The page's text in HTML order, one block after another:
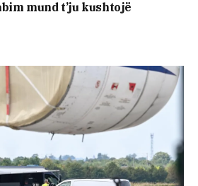
mund t’ju kushtojë